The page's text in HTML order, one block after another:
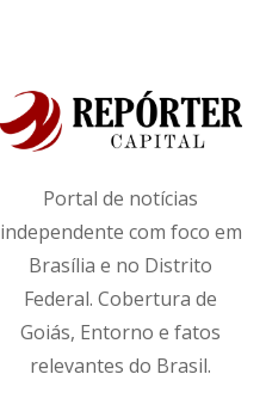
Portal de notícias
independente com foco em
Brasília e no Distrito
Federal. Cobertura de
Goiás, Entorno e fatos
relevantes do Brasil.